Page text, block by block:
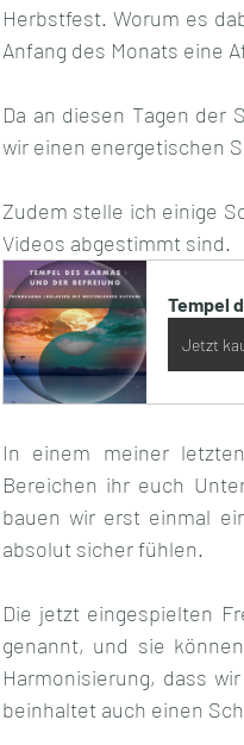
Herbstfest. Worum es
Anfang des Monats eine
Da an diesen Tagen der
wir einen energetischen
Zudem stelle ich einige
Videos abgestimmt sind.
Tempel
Jetzt
In einem meiner
Bereichen ihr euch
bauen wir erst einmal
absolut sicher fühlen.
Die jetzt eingespielten
genannt, und sie
Harmonisierung, dass
beinhaltet auch einen